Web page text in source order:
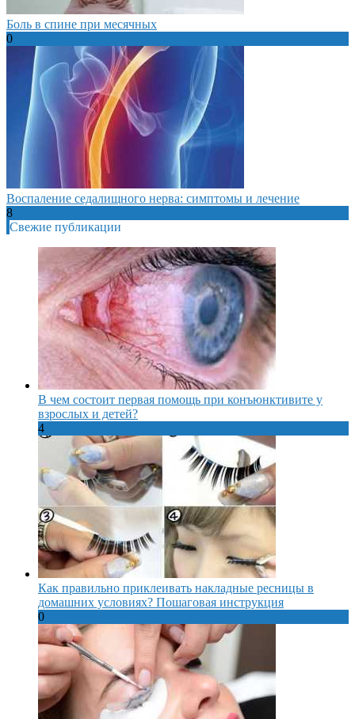
Боль в спине при месячных
0
Воспаление седалищного нерва: симптомы и лечение
8
Свежие публикации
В чем состоит первая помощь при конъюнктивите у
взрослых и детей?
4
Как правильно приклеивать накладные ресницы в
домашних условиях? Пошаговая инструкция
0